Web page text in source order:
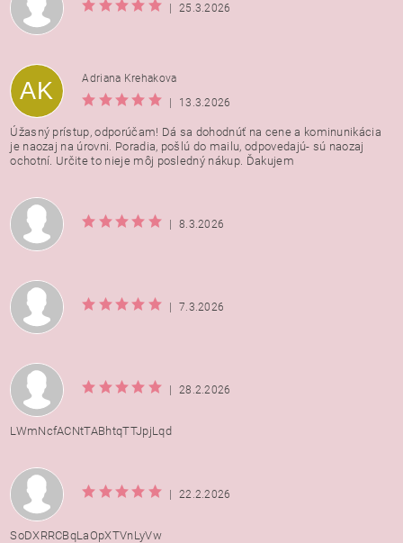
| 25.3.2026
AK
Adriana Krehakova
|
13.3.2026
Úžasný prístup, odporúčam! Dá sa dohodnúť na cene a kominunikácia
je naozaj na úrovni. Poradia, pošlú do mailu, odpovedajú- sú naozaj
ochotní. Určite to nieje môj posledný nákup. Ďakujem
| 8.3.2026
| 7.3.2026
| 28.2.2026
LWmNcfACNtTABhtqTTJpjLqd
| 22.2.2026
SoDXRRCBqLaOpXTVnLyVw